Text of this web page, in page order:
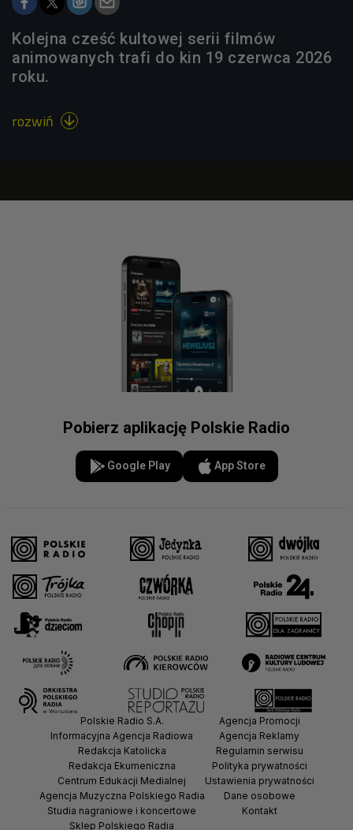
Kolejna cześć kultowej serii filmów
animowanych trafi do kin 19 czerwca 2026
roku.
rozwiń 
Pobierz aplikację Polskie Radio
Google Play App Store
Polskie Radio S.A.
Informacyjna Agencja Radiowa
Redakcja Katolicka
Redakcja Ekumeniczna
Centrum Edukacji Medialnej
Agencja Muzyczna Polskiego Radia
Studia nagraniowe i koncertowe
Sklep Polskiego Radia
Agencja Promocji
Agencja Reklamy
Regulamin serwisu
Polityka prywatności
Ustawienia prywatności
Dane osobowe
Kontakt